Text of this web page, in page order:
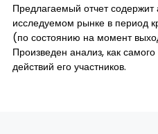
Предлагаемый отчет содержит
исследуемом рынке в период
(по состоянию на момент
Произведен анализ, как
действий его участников.